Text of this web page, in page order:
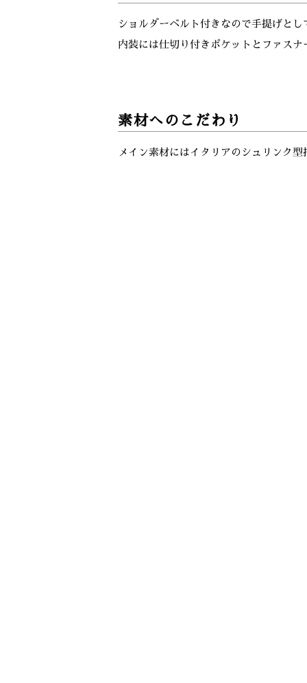
ショルダーベルト付きなので手提げと
内装には仕切り付きポケットとファス
素材へのこだわり
メイン素材にはイタリアのシュリンク